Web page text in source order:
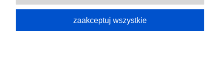
pokaż pełną wersję strony
zaakceptuj wszystkie